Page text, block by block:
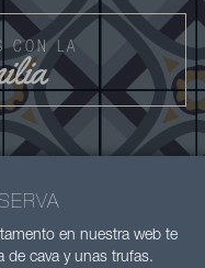
CON LA
en nuestra web te
cava y unas trufas.